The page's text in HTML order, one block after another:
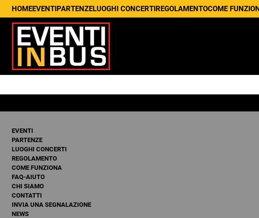
HOMEEVENTIPARTENZELUOGHI CONCERTIREGOLAMENTOCOME
EVENTI
PARTENZE
LUOGHI CONCERTI
REGOLAMENTO
COME FUNZIONA
FAQ-AIUTO
CHI SIAMO
CONTATTI
INVIA UNA SEGNALAZIONE
NEWS